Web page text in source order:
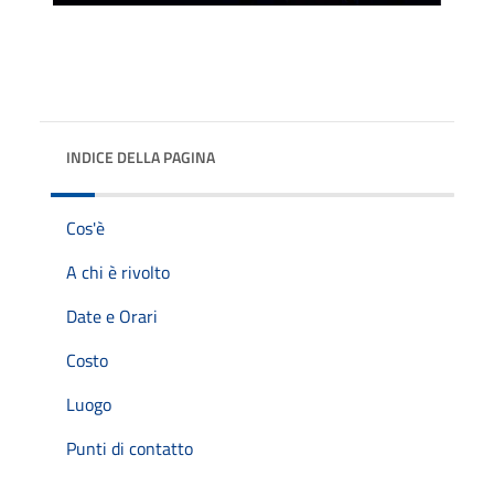
INDICE DELLA PAGINA
Cos'è
A chi è rivolto
Date e Orari
Costo
Luogo
Punti di contatto